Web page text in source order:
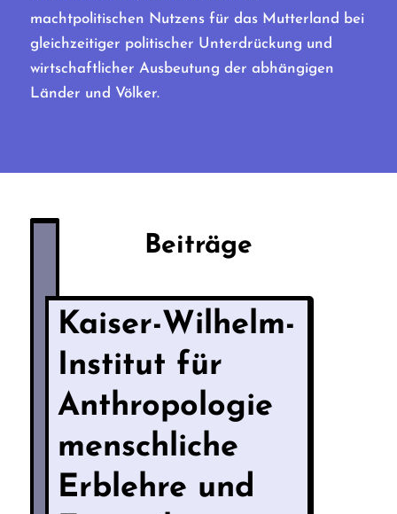
machtpolitischen Nutzens für das Mutterland bei
gleichzeitiger politischer Unterdrückung und
wirtschaftlicher Ausbeutung der abhängigen
Länder und Völker.
Beiträge
Kaiser-Wilhelm-
Institut für
Anthropologie
menschliche
Erblehre und